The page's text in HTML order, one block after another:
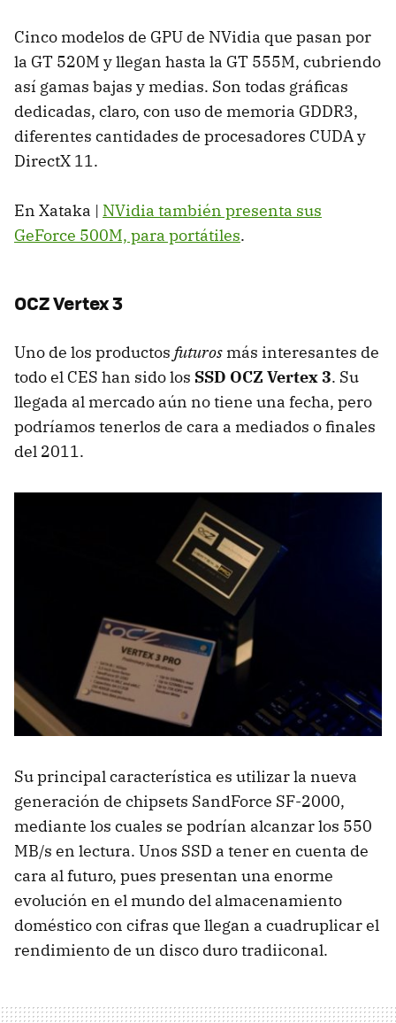
Cinco modelos de GPU de NVidia que pasan por
la GT 520M y llegan hasta la GT 555M, cubriendo
así gamas bajas y medias. Son todas gráficas
dedicadas, claro, con uso de memoria GDDR3,
diferentes cantidades de procesadores CUDAy
DirectX 11.
En Xataka | NVidia también presenta sus
GeForce 500M, para portátiles.
OCZVertex 3
Uno de los productos futuros más interesantes de
todo el CES han sido los SSD OCZ Vertex 3. Su
llegada al mercado aún no tiene una fecha, pero
podríamos tenerlos de cara a mediados o finales
del 2011.
Su principal característica es utilizar la nueva
generación de chipsets SandForce SF-2000,
mediante los cuales se podrían alcanzar los 550
MB/s en lectura. Unos SSD a tener en cuenta de
cara al futuro, pues presentan una enorme
evolución en el mundo del almacenamiento
doméstico con cifras que llegan a cuadruplicar el
rendimiento de un disco duro tradiiconal.